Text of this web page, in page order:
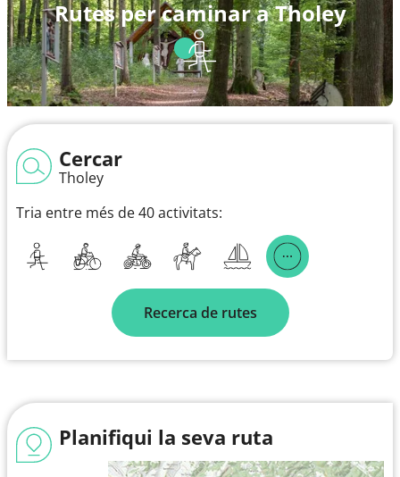
Rutes per caminar a Tholey
Cercar
Tholey
Tria entre més de 40 activitats:
Recerca de rutes
Planifiqui la seva ruta